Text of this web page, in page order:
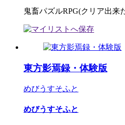
鬼畜パズルRPG(クリア出来
東方影焉録・体験版
めびうすそふと
めびうすそふと